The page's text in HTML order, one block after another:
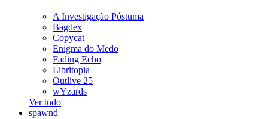
A Investigação Póstuma
Bagdex
Copycat
Enigma do Medo
Fading Echo
Libritopia
Outlive 25
wYzards
Ver tudo
spawnd